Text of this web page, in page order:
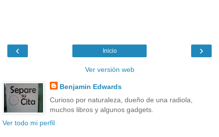
‹ ›
Inicio
Ver versión web
Benjamin Edwards
Curioso por naturaleza, dueño de una radiola,
muchos libros y algunos gadgets.
Ver todo mi perfil